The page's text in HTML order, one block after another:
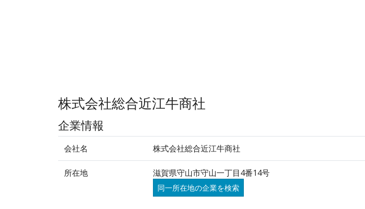
株式会社総合近江牛商社
企業情報
会社名 株式会社総合近江牛商社
所在地 滋賀県守山市守山一丁目4番14号
同一所在地の企業を検索